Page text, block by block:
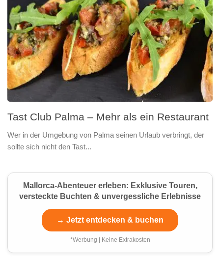
Tast Club Palma – Mehr als ein Restaurant
Wer in der Umgebung von Palma seinen Urlaub verbringt, der
sollte sich nicht den Tast...
Mallorca-Abenteuer erleben: Exklusive Touren,
versteckte Buchten & unvergessliche Erlebnisse
→ Jetzt entdecken & buchen
*Werbung | Keine Extrakosten